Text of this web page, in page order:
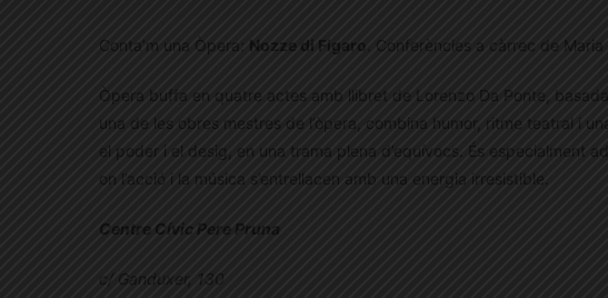
Conta’m una Òpera: Nozze di Figaro . Conferències a càrrec de
Òpera buffa en quatre actes amb llibret de Lorenzo Da Ponte,
una de les obres mestres de l’òpera, combina humor, ritme teatral i
el poder i el desig, en una trama plena d’equívocs. És especialment
on l’acció i la música s’entrellacen amb una energia irresistible.
Centre Cívic Pere Pruna
c/ Ganduxer, 130